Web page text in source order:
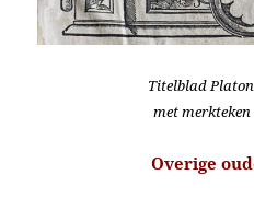
Titelblad
met
Overige